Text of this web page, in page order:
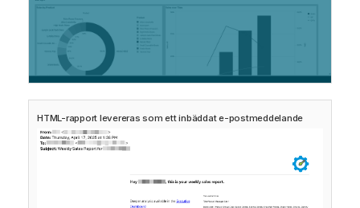
HTML-rapport levereras som ett inbäddat e-postmeddelande